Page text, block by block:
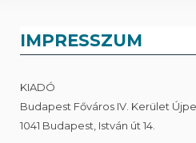
IMPRESSZUM
KIADÓ
Budapest Főváros IV. Kerület
1041 Budapest, István út 14.